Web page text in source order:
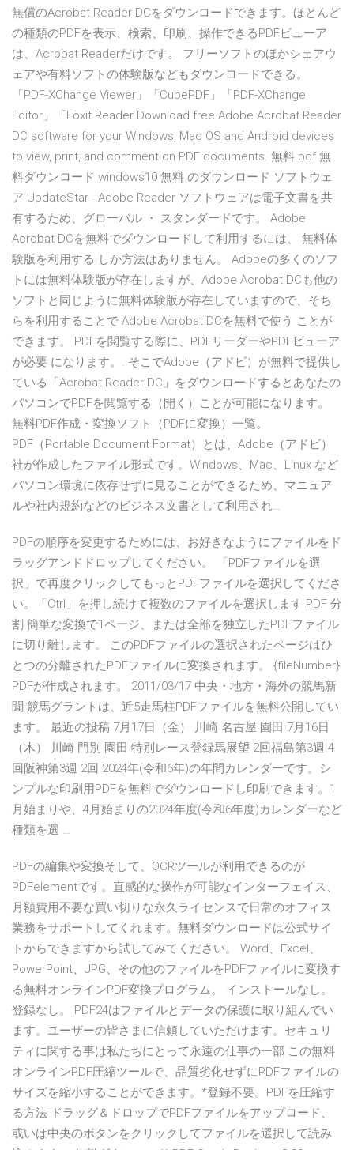
無償のAcrobat Reader DCをダウンロードできます。ほとんど
の種類のPDFを表示、検索、印刷、操作できるPDFビューア
は、Acrobat Readerだけです。 フリーソフトのほかシェアウ
ェアや有料ソフトの体験版などもダウンロードできる。
「PDF-XChange Viewer」「CubePDF」「PDF-XChange
Editor」「Foxit Reader Download free Adobe Acrobat Reader
DC software for your Windows, Mac OS and Android devices
to view, print, and comment on PDF documents. 無料 pdf 無
料ダウンロード windows10 無料 のダウンロード ソフトウェ
ア UpdateStar - Adobe Reader ソフトウェアは電子文書を共
有するため、グローバル ・ スタンダードです。 Adobe
Acrobat DCを無料でダウンロードして利用するには、 無料体
験版を利用する しか方法はありません。 Adobeの多くのソフ
トには無料体験版が存在しますが、Adobe Acrobat DCも他の
ソフトと同じように無料体験版が存在していますので、そち
らを利用することで Adobe Acrobat DCを無料で使う ことが
できます。 PDFを閲覧する際に、PDFリーダーやPDFビューア
が必要 になります。. そこでAdobe（アドビ）が無料で提供し
ている「Acrobat Reader DC」をダウンロードするとあなたの
パソコンでPDFを閲覧する（開く）ことが可能になります。
無料PDF作成・変換ソフト（PDFに変換）一覧。
PDF（Portable Document Format）とは、Adobe（アドビ）
社が作成したファイル形式です。Windows、Mac、Linux など
パソコン環境に依存せずに見ることができるため、マニュア
ルや社内規約などのビジネス文書として利用され…
PDFの順序を変更するためには、お好きなようにファイルをド
ラッグアンドドロップしてください。 「PDFファイルを選
択」で再度クリックしてもっとPDFファイルを選択してくださ
い。「Ctrl」を押し続けて複数のファイルを選択します PDF 分
割 簡単な変換で1ページ、または全部を独立したPDFファイル
に切り離します。 このPDFファイルの選択されたページはひ
とつの分離されたPDFファイルに変換されます。 {fileNumber}
PDFが作成されます。 2011/03/17 中央・地方・海外の競馬新
聞 競馬グラントは、近5走馬柱PDFファイルを無料公開してい
ます。 最近の投稿 7月17日（金） 川崎 名古屋 園田 7月16日
（木） 川崎 門別 園田 特別レース登録馬展望 2回福島第3週 4
回阪神第3週 2回 2024年(令和6年)の年間カレンダーです。シ
ンプルな印刷用PDFを無料でダウンロードし印刷できます。1
月始まりや、4月始まりの2024年度(令和6年度)カレンダーなど
種類を選 …
PDFの編集や変換そして、OCRツールが利用できるのが
PDFelementです。直感的な操作が可能なインターフェイス、
月額費用不要な買い切りな永久ライセンスで日常のオフィス
業務をサポートしてくれます。無料ダウンロードは公式サイ
トからできますから試してみてください。 Word、Excel、
PowerPoint、JPG、その他のファイルをPDFファイルに変換す
る無料オンラインPDF変換プログラム。 インストールなし。
登録なし。 PDF24はファイルとデータの保護に取り組んでい
ます。ユーザーの皆さまに信頼していただけます。セキュリ
ティに関する事は私たちにとって永遠の仕事の一部 この無料
オンラインPDF圧縮ツールで、品質劣化せずにPDFファイルの
サイズを縮小することができます。*登録不要。PDFを圧縮す
る方法 ドラッグ＆ドロップでPDFファイルをアップロード、
或いは中央のボタンをクリックしてファイルを選択して読み